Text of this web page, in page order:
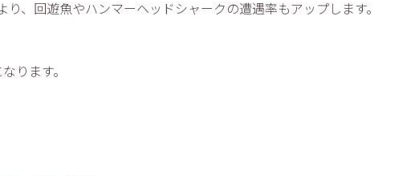
り、回遊魚やハンマーヘッドシャークの遭遇率もアップします。
ります。